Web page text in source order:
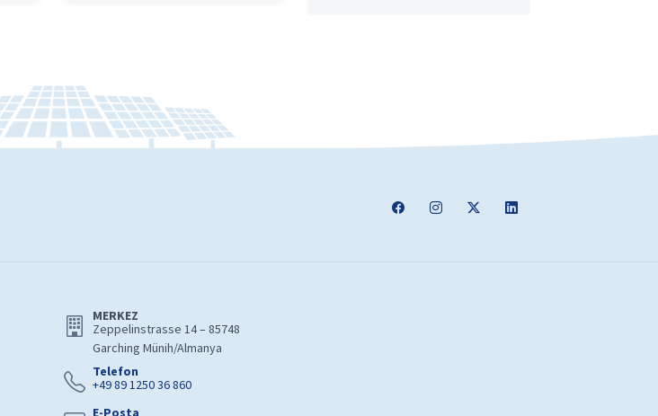
MERKEZ
Zeppelinstrasse 14 – 85748
Garching Münih/Almanya
Telefon
+49 89 1250 36 860
E-Posta